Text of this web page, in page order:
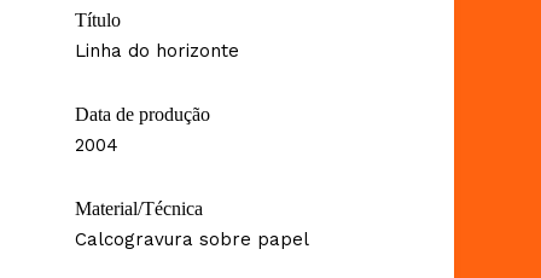
Título
Linha do horizonte
Data de produção
2004
Material/Técnica
Calcogravura sobre papel